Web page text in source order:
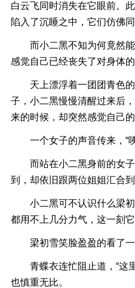
白云飞同时消失在它眼前。
陷入了沉睡之中，它们仿佛
而小二黑不知为何竟然能
感觉自己已经丧失了对身体
天上漂浮着一团团青色的
子，小二黑慢慢清醒过来后
来的时候，却突然感觉自己
一个女子的声音传来，“咦
而站在小二黑身前的女子
到，却依旧跟两位姐姐汇合到
小二黑可不认识什么梁初
都用不上几分力气，这一刻
梁初雪笑脸盈盈的看了一
青蝶衣连忙阻止道，“这里
也慎重无比。